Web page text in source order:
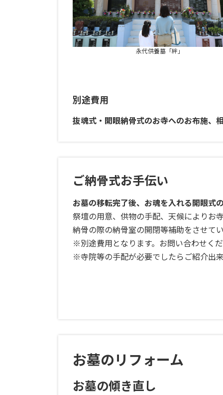
永代供養墓「絆」
別途費用
抜魂式・開眼納骨式のお寺へのお布施、
ご納骨式お手伝い
お墓の移転完了後、お魂を入れる開眼式
祭壇の用意、供物の手配、天候によりお
納骨の際の納骨室の開閉等補助をさせてい
※別途費用となります。お問い合わせくだ
※寺院等の手配が必要でしたらご紹介出
お墓のリフォーム
お墓の傾き直し